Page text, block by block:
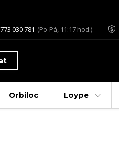
030 781 (Po-Pá, 11:17 hod.)
Orbiloc Loype